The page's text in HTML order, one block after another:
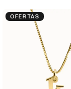
OFERTAS